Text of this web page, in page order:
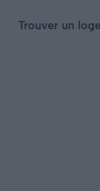
Trouver un